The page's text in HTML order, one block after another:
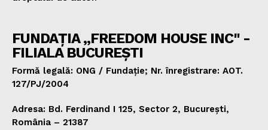
FUNDAȚIA „FREEDOM HOUSE INC" -
FILIALA BUCUREȘTI
Formă legală: ONG / Fundație; Nr. înregistrare: AOT.
127/PJ/2004
Adresa: Bd. Ferdinand I 125, Sector 2, București,
România – 21387